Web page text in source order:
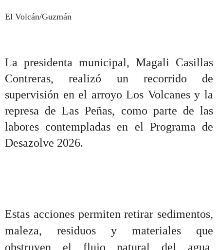
El Volcán/Guzmán
La presidenta municipal, Magali Casillas
Contreras, realizó un recorrido de
supervisión en el arroyo Los Volcanes y la
represa de Las Peñas, como parte de las
labores contempladas en el Programa de
Desazolve 2026.
Estas acciones permiten retirar sedimentos,
maleza, residuos y materiales que
obstruyen el flujo natural del agua,